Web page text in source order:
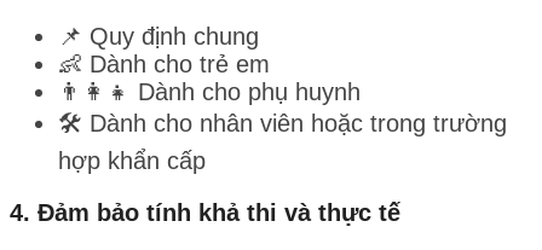
📌 Quy định chung
👶 Dành cho trẻ em
👨‍👩‍👧 Dành cho phụ huynh
🛠 Dành cho nhân viên hoặc trong trường
hợp khẩn cấp
4. Đảm bảo tính khả thi và thực tế